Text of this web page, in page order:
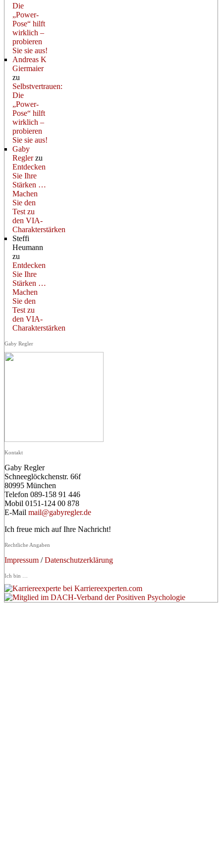
Die
„Power-
Pose“ hilft
wirklich –
probieren
Sie sie aus!
Andreas K
Giermaier
zu
Selbstvertrauen:
Die
„Power-
Pose“ hilft
wirklich –
probieren
Sie sie aus!
Gaby
Reglerzu
Entdecken
Sie Ihre
Stärken …
Machen
Sie den
Test zu
den VIA-
Charakterstärken
Steffi
Heumann
zu
Entdecken
Sie Ihre
Stärken …
Machen
Sie den
Test zu
den VIA-
Charakterstärken
Gaby Regler
Kontakt
Gaby Regler
Schneeglöckchenstr. 66f
80995 München
Telefon 089-158 91 446
Mobil 0151-124 00 878
E-Mail mail@gabyregler.de
Ich freue mich auf Ihre Nachricht!
Rechtliche Angaben
Impressum /Datenschutzerklärung
Ich bin …